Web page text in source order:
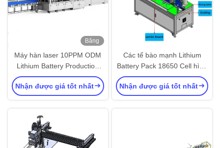
Băng
Máy hàn laser 10PPM ODM
Lithium Battery Production
Line Mô-đun pin bộ lắp ráp
Nhận được giá tốt nhất
Các tế bào mạnh Lithium
Battery Pack 18650 Cell hình
trụ cho máy hàn laser
Nhận được giá tốt nhất